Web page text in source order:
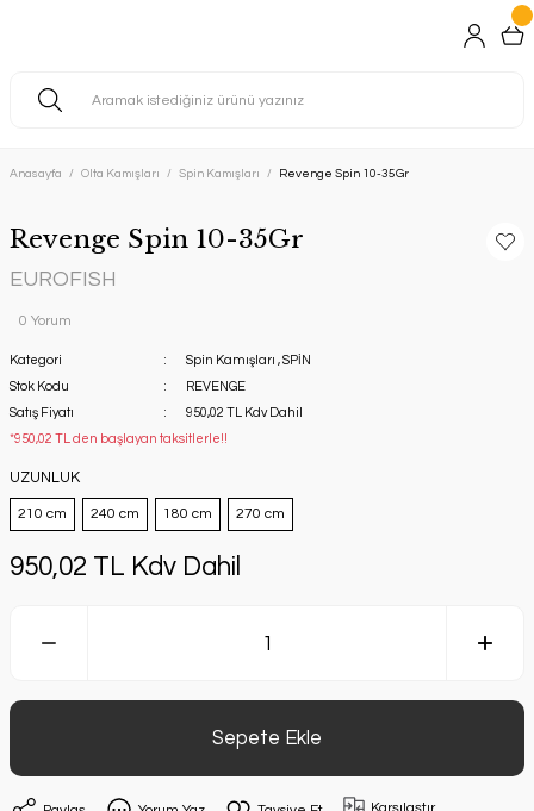
Anasayfa Olta Kamışları Spin Kamışları Revenge Spin 10-35Gr
Revenge Spin 10-35Gr
EUROFISH
0 Yorum
Kategori Spin Kamışları ,SPİN
Stok Kodu
REVENGE
Satış Fiyatı
950,02 TL Kdv Dahil
*950,02 TL den başlayan taksitlerle!!
UZUNLUK
210 cm 240 cm 180 cm 270 cm
950,02 TL Kdv Dahil
Sepete Ekle
Karşılaştır